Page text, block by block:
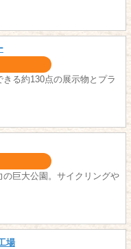
る約130点の展示物とプラ
の巨大公園。サイクリングや
場